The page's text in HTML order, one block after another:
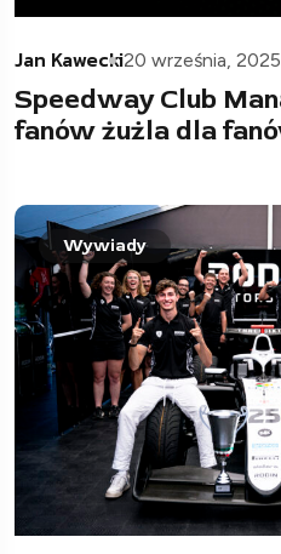
Jan Kawecki20 września, 2025
Speedway Club
fanów żużla dla
Wywiady